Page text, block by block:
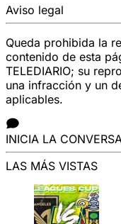
Aviso legal
Queda prohibida la
contenido de esta
TELEDIARIO; su
una infracción y un
aplicables.
INICIA LA
LAS MÁS VISTAS